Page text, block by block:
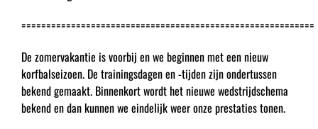
===========================================================
De zomervakantie is voorbij en we beginnen met een nieuw
korfbalseizoen. De trainingsdagen en -tijden zijn ondertussen
bekend gemaakt. Binnenkort wordt het nieuwe wedstrijdschema
bekend en dan kunnen we eindelijk weer onze prestaties tonen.